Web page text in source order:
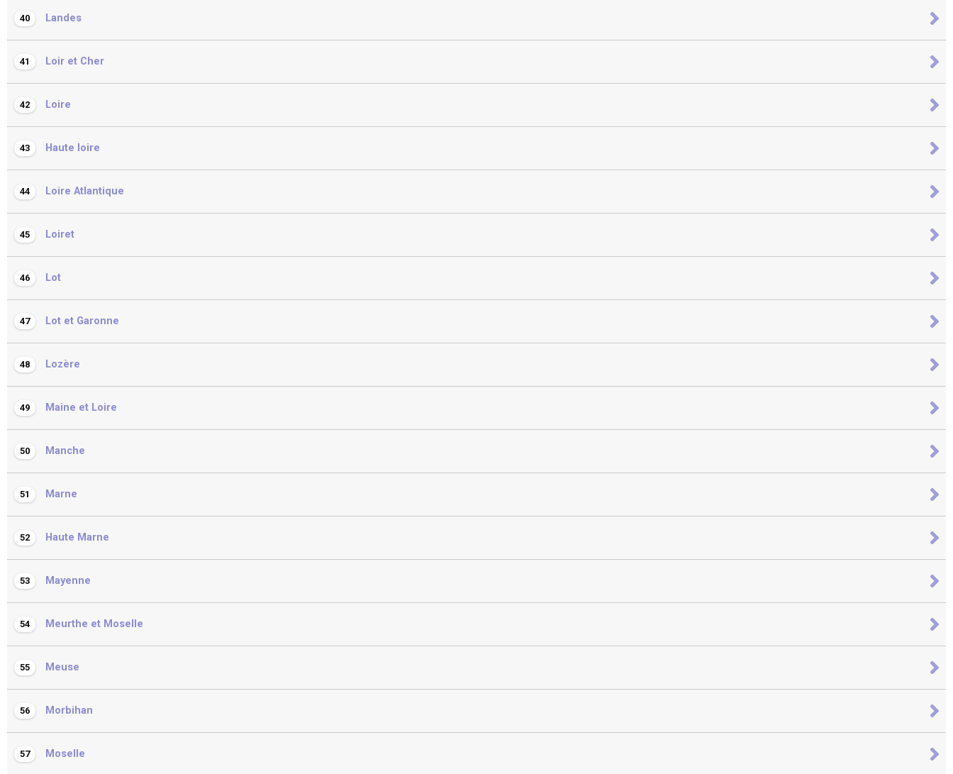
40 Landes
41 Loir et Cher
42 Loire
43 Haute loire
44 Loire Atlantique
45 Loiret
46 Lot
47 Lot et Garonne
48 Lozère
49 Maine et Loire
50 Manche
51 Marne
52 Haute Marne
53 Mayenne
54 Meurthe et Moselle
55 Meuse
56 Morbihan
57 Moselle